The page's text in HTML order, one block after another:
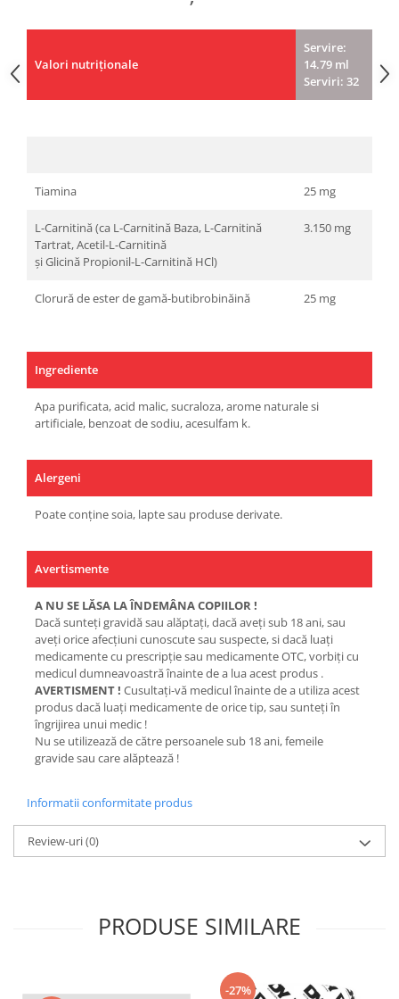
Valori nutriționale
Servire:
14.79 ml
Serviri: 32
Tiamina 25 mg
L-Carnitină (ca L-Carnitină Baza, L-Carnitină
Tartrat, Acetil-L-Carnitină
și Glicină Propionil-L-Carnitină HCl)
3.150 mg
Clorură de ester de gamă-butibrobinăină 25 mg
Ingrediente
Apa purificata, acid malic, sucraloza, arome naturale si
artificiale, benzoat de sodiu, acesulfam k.
Alergeni
Poate conține soia, lapte sau produse derivate.
Avertismente
A NU SE LĂSA LA ÎNDEMÂNA COPIILOR !
Dacă sunteţi gravidă sau alăptaţi, dacă aveţi sub 18 ani, sau
aveţi orice afecţiuni cunoscute sau suspecte, si dacă luaţi
medicamente cu prescripţie sau medicamente OTC, vorbiţi cu
medicul dumneavoastră înainte de a lua acest produs .
AVERTISMENT ! Cusultaţi-vă medicul înainte de a utiliza acest
produs dacă luaţi medicamente de orice tip, sau sunteţi în
îngrijirea unui medic !
Nu se utilizează de către persoanele sub 18 ani, femeile
gravide sau care alăptează !
Informatii conformitate produs
Review-uri(0)
PRODUSE SIMILARE
-27%